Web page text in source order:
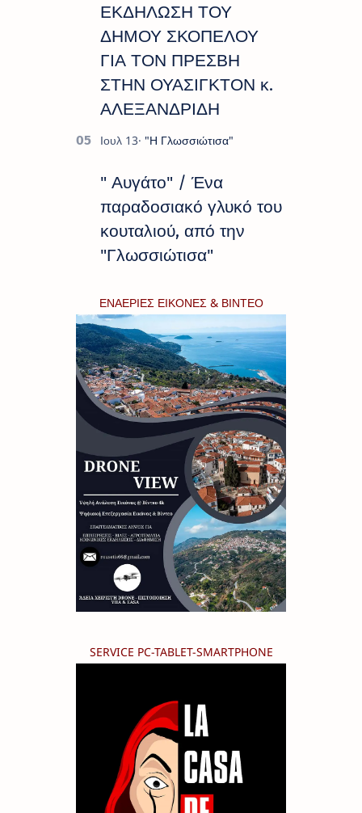
ΕΚΔΗΛΩΣΗ ΤΟΥ
ΔΗΜΟΥ ΣΚΟΠΕΛΟΥ
ΓΙΑ ΤΟΝ ΠΡΕΣΒΗ
ΣΤΗΝ ΟΥΑΣΙΓΚΤΟΝ κ.
ΑΛΕΞΑΝΔΡΙΔΗ
" Αυγάτο" / Ένα
παραδοσιακό γλυκό του
κουταλιού, από την
"Γλωσσιώτισα"
ΕΝΑΕΡΙΕΣ ΕΙΚΟΝΕΣ & ΒΙΝΤΕΟ
SERVICE PC-TABLET-SMARTPHONE